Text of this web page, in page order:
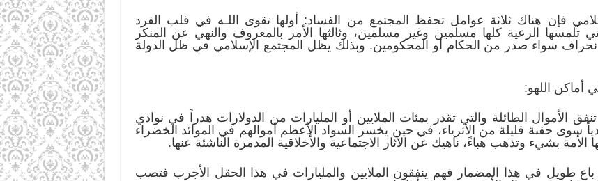
فإن هناك ثلاثة عوامل تحفظ المجتمع من الفساد: أولها تقوى اللـه في قلب الفرد
تلمسها الرعية كلها مسلمين وغير مسلمين، وثالثها الأمر بالمعروف والنهي عن المنكر
سواء صدر من الحكام أو المحكومين. وبذلك يظل المجتمع الإسلامي في ظل الدولة
أماكن اللهو:
الأموال الطائلة والتي تقدر بمئات الملايين أو المليارات من الدولارات هدراً في نوادي
سوى حفنة قليلة من الأثرياء، في حين يخسر السواد الأعظم أموالهم في الموائد الخضراء
الأمة بشيء وتذهب هباءً، ناهيك عن الآثار الاجتماعية والأخلاقية المدمرة الناشئة عنها.
باع طويل في هذا المضمار فهم ينفقون الملايين والمليارات في هذا الحقل الأجرب فتصب